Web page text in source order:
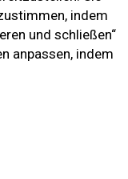
indem
und schließen“
anpassen, indem